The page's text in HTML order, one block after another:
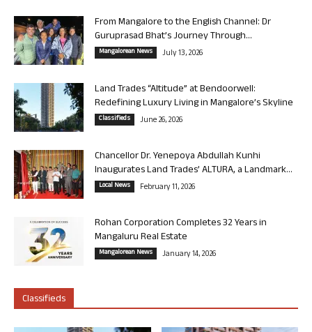
From Mangalore to the English Channel: Dr
Guruprasad Bhat’s Journey Through...
Mangalorean News July 13, 2026
Land Trades “Altitude” at Bendoorwell:
Redefining Luxury Living in Mangalore’s Skyline
Classifieds June 26, 2026
Chancellor Dr. Yenepoya Abdullah Kunhi
Inaugurates Land Trades’ ALTURA, a Landmark...
Local News February 11, 2026
Rohan Corporation Completes 32 Years in
Mangaluru Real Estate
Mangalorean News January 14, 2026
Classifieds